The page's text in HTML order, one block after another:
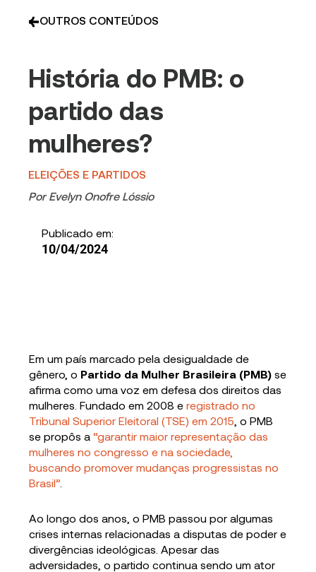
OUTROS CONTEÚDOS
História do PMB: o
partido das
mulheres?
ELEIÇÕES E PARTIDOS
Por Evelyn Onofre Lóssio
Publicado em:
10/04/2024
Em um país marcado pela desigualdade de
gênero, o Partido da Mulher Brasileira (PMB) se
afirma como uma voz em defesa dos direitos das
mulheres. Fundado em 2008 eregistrado no
Tribunal Superior Eleitoral (TSE) em 2015 , o PMB
se propôs a“garantir maior representação das
mulheres no congresso e na sociedade,
buscando promover mudanças progressistas no
Brasil”
Ao longo dos anos, o PMB passou por algumas
crises internas relacionadas a disputas de poder e
divergências ideológicas. Apesar das
adversidades, o partido continua sendo um ator